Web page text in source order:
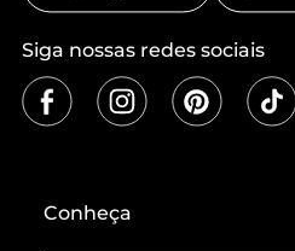
Siga nossas redes sociais
Conheça